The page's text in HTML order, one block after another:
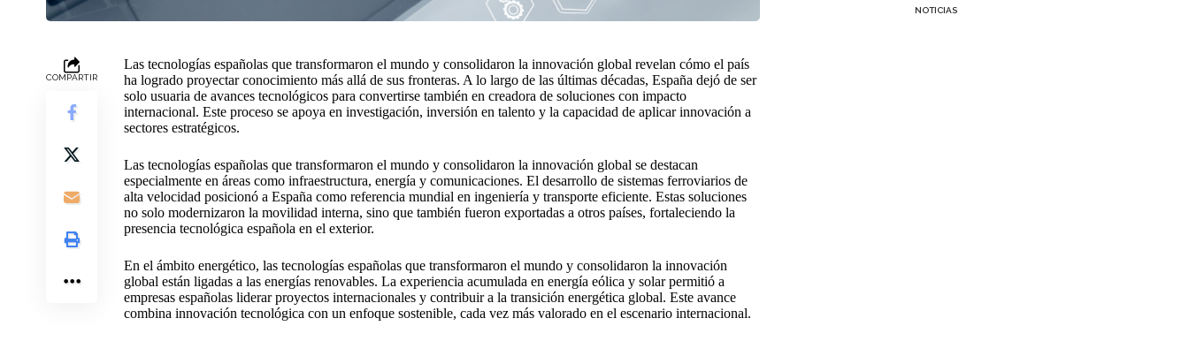
COMPARTIR
Las tecnologías españolas que transformaron el mundo y consolidaron la innovación global revelan cómo el país
ha logrado proyectar conocimiento más allá de sus fronteras. A lo largo de las últimas décadas, España dejó de ser
solo usuaria de avances tecnológicos para convertirse también en creadora de soluciones con impacto
internacional. Este proceso se apoya en investigación, inversión en talento y la capacidad de aplicar innovación a
sectores estratégicos.
Las tecnologías españolas que transformaron el mundo y consolidaron la innovación global se destacan
especialmente en áreas como infraestructura, energía y comunicaciones. El desarrollo de sistemas ferroviarios de
alta velocidad posicionó a España como referencia mundial en ingeniería y transporte eficiente. Estas soluciones
no solo modernizaron la movilidad interna, sino que también fueron exportadas a otros países, fortaleciendo la
presencia tecnológica española en el exterior.
En el ámbito energético, las tecnologías españolas que transformaron el mundo y consolidaron la innovación
global están ligadas a las energías renovables. La experiencia acumulada en energía eólica y solar permitió a
empresas españolas liderar proyectos internacionales y contribuir a la transición energética global. Este avance
combina innovación tecnológica con un enfoque sostenible, cada vez más valorado en el escenario internacional.
NOTICIAS